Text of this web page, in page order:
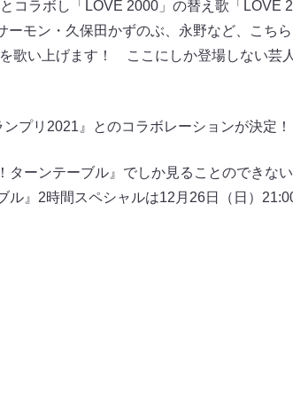
コラボし「LOVE 2000」の替え歌「LOVE
モン・久保田かずのぶ、永野など、こち
を歌い上げます！ ここにしか登場しない芸
プリ2021』とのコラボレーションが決定！
ーンテーブル』でしか見ることのできない
』2時間スペシャルは12月26日（日）